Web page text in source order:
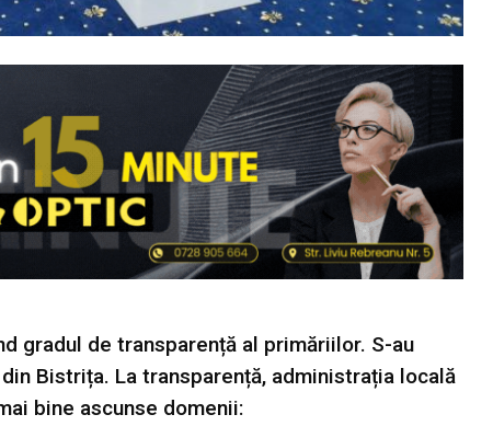
gradul de transparență al primăriilor. S-au
Bistrița. La transparență, administrația locală
bine ascunse domenii: